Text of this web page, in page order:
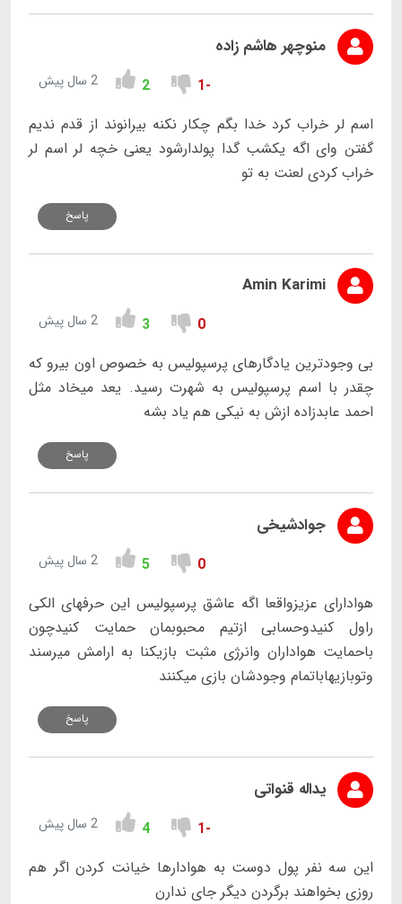
منوچهر هاشم زاده
-1
2 2 سال پیش
اسم لر خراب کرد خدا بگم چکار نکنه بیرانوند از قدم ندیم
گفتن وای اگه یکشب گدا پولدارشود یعنی خچه لر اسم لر
خراب کردی لعنت به تو
پاسخ
Amin Karimi
0
3 2 سال پیش
بی وجودترین یادگارهای پرسپولیس به خصوص اون بیرو که
چقدر با اسم پرسپولیس به شهرت رسید. یعد میخاد مثل
احمد عابدزاده ازش به نیکی هم یاد بشه
پاسخ
جوادشیخی
0
5 2 سال پیش
هوادارای عزیزواقعا اگه عاشق پرسپولیس این حرفهای الکی
راول کنیدوحسابی ازتیم محبوبمان حمایت کنیدچون
باحمایت هواداران وانرژی مثبت بازیکنا به ارامش میرسند
وتوبازیهاباتمام وجودشان بازی میکنند
پاسخ
یداله قنواتی
-1
4 2 سال پیش
این سه نفر پول دوست به هوادارها خیانت کردن اگر هم
روزی بخواهند برگردن دیگر جای ندارن